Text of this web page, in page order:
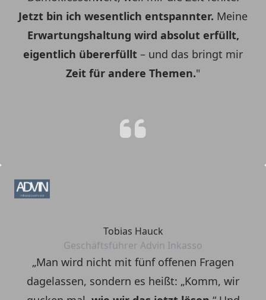
Jetzt bin ich wesentlich entspannter. Meine
Erwartungshaltung wird absolut erfüllt,
eigentlich übererfüllt – und das bringt mir
Zeit für andere Themen."
Tobias Hauck
Geschäftsführer Advin Inkasso
„Man wird nicht mit fünf offenen Fragen
dagelassen, sondern es heißt: „Komm, wir